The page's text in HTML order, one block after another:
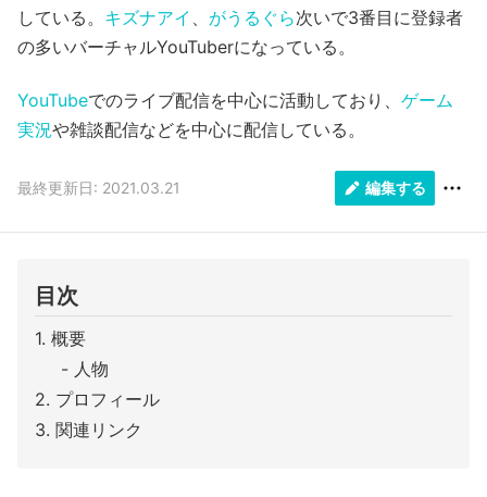
している。 キズナアイ 、 がうるぐら次いで3番目に登録者
の多いバーチャルYouTuberになっている。
YouTubeでのライブ配信を中心に活動しており、 ゲーム
実況や雑談配信などを中心に配信している。
最終更新日: 2021.03.21 編集する
目次
概要
人物
プロフィール
関連リンク